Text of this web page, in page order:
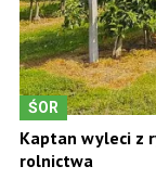
ŚOR
Kaptan wyleci z
rolnictwa